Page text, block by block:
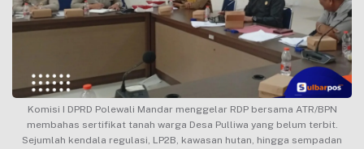
Komisi I DPRD Polewali Mandar menggelar RDP bersama ATR/BPN
membahas sertifikat tanah warga Desa Pulliwa yang belum terbit.
Sejumlah kendala regulasi, LP2B, kawasan hutan, hingga sempadan